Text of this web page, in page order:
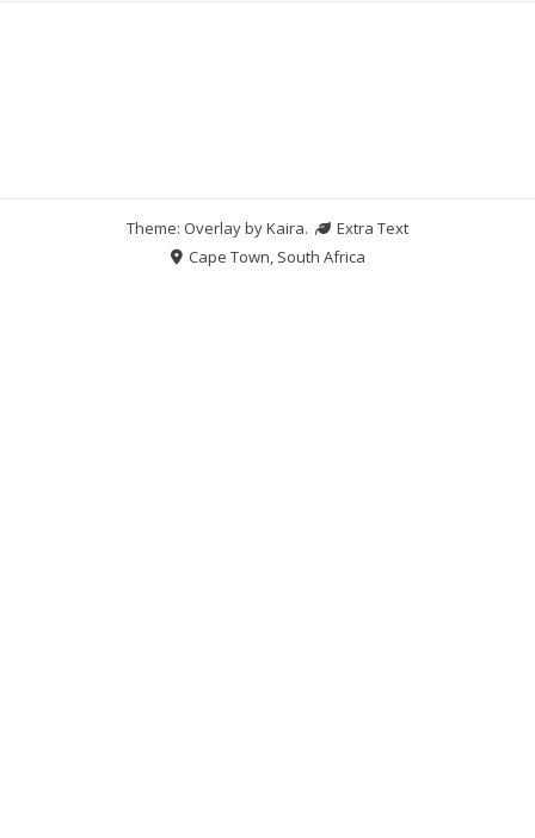
Theme: Overlay byKaira.
Extra Text
Cape Town, South Africa